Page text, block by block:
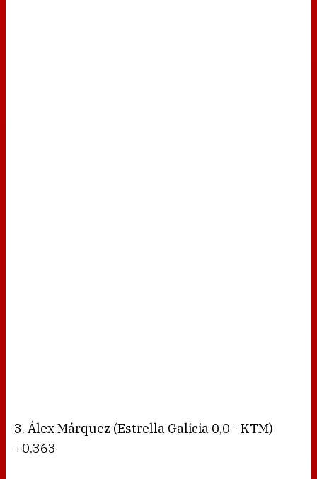
3. Álex Márquez (Estrella Galicia 0,0 - KTM)
+0.363